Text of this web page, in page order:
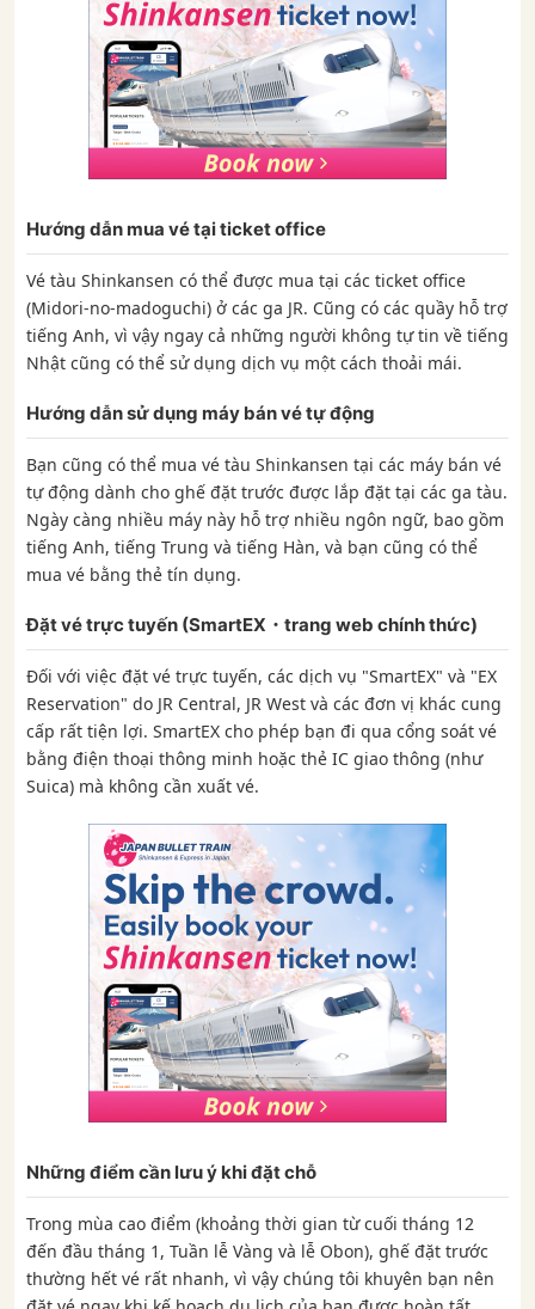
Hướng dẫn mua vé tại ticket office
Vé tàu Shinkansen có thể được mua tại các ticket office
(Midori-no-madoguchi) ở các ga JR. Cũng có các quầy hỗ trợ
tiếng Anh, vì vậy ngay cả những người không tự tin về tiếng
Nhật cũng có thể sử dụng dịch vụ một cách thoải mái.
Hướng dẫn sử dụng máy bán vé tự động
Bạn cũng có thể mua vé tàu Shinkansen tại các máy bán vé
tự động dành cho ghế đặt trước được lắp đặt tại các ga tàu.
Ngày càng nhiều máy này hỗ trợ nhiều ngôn ngữ, bao gồm
tiếng Anh, tiếng Trung và tiếng Hàn, và bạn cũng có thể
mua vé bằng thẻ tín dụng.
Đặt vé trực tuyến (SmartEX・trang web chính thức)
Đối với việc đặt vé trực tuyến, các dịch vụ "SmartEX" và "EX
Reservation" do JR Central, JR West và các đơn vị khác cung
cấp rất tiện lợi. SmartEX cho phép bạn đi qua cổng soát vé
bằng điện thoại thông minh hoặc thẻ IC giao thông (như
Suica) mà không cần xuất vé.
Những điểm cần lưu ý khi đặt chỗ
Trong mùa cao điểm (khoảng thời gian từ cuối tháng 12
đến đầu tháng 1, Tuần lễ Vàng và lễ Obon), ghế đặt trước
thường hết vé rất nhanh, vì vậy chúng tôi khuyên bạn nên